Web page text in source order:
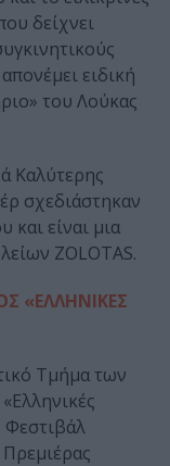
δείχνει
ειδική
του Λούκας
Καλύτερης
σχεδιάστηκαν
είναι μια
ZOLOTAS.
«ΕΛΛΗΝΙΚΕΣ
Τμήμα των
Φεστιβάλ